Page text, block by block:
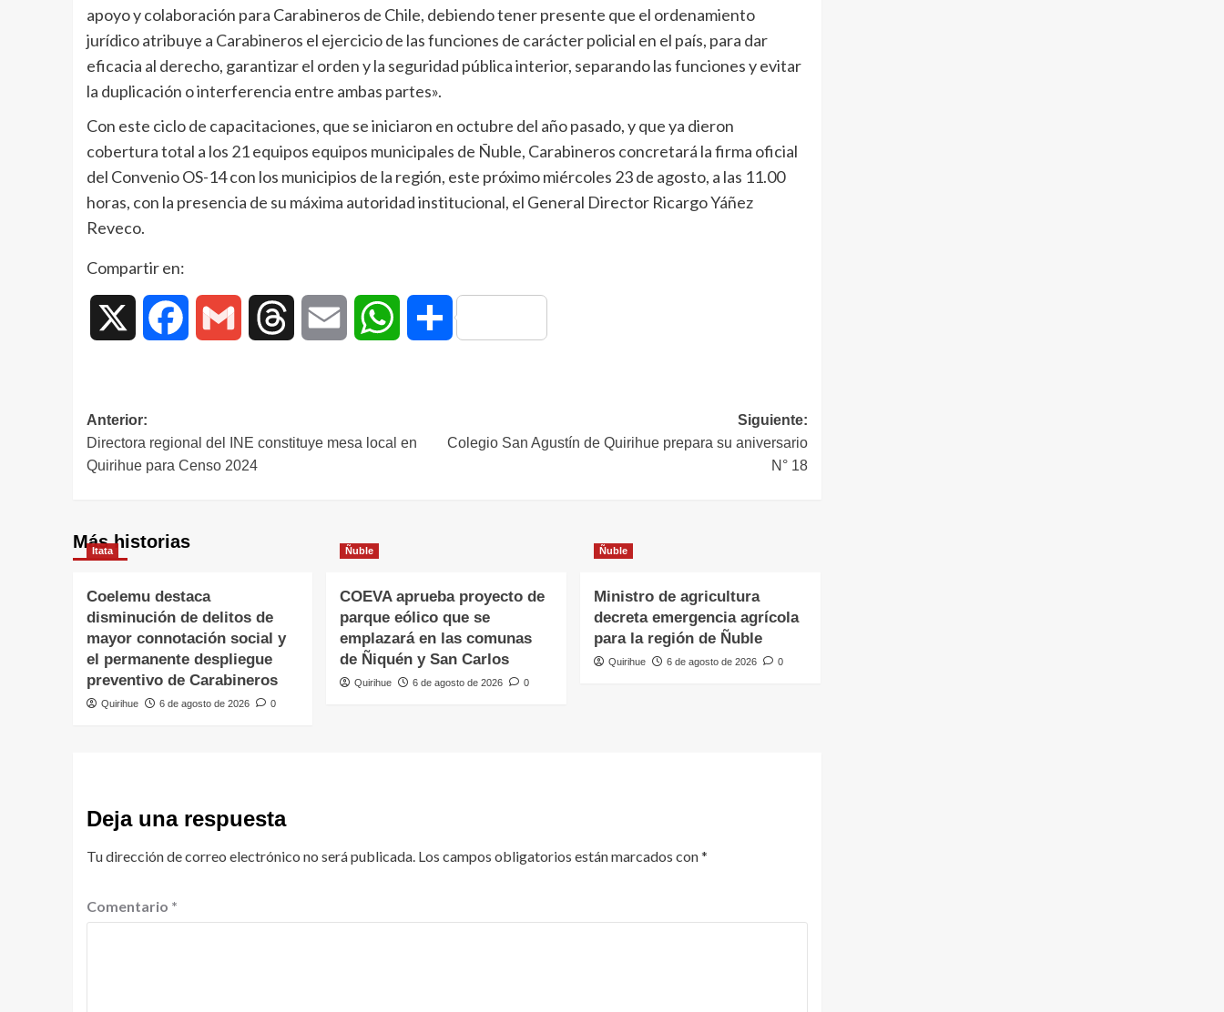
apoyo y colaboración para Carabineros de Chile, debiendo tener presente que el ordenamiento
jurídico atribuye a Carabineros el ejercicio de las funciones de carácter policial en el país, para dar
eficacia al derecho, garantizar el orden y la seguridad pública interior, separando las funciones y evitar
la duplicación o interferencia entre ambas partes».
Con este ciclo de capacitaciones, que se iniciaron en octubre del año pasado, y que ya dieron
cobertura total a los 21 equipos equipos municipales de Ñuble, Carabineros concretará la firma oficial
del Convenio OS-14 con los municipios de la región, este próximo miércoles 23 de agosto, a las 11.00
horas, con la presencia de su máxima autoridad institucional, el General Director Ricargo Yáñez
Reveco.
Compartir en:
Facebook Gmail Threads Email WhatsAppCompartir
Anterior:
Directora regional del INE constituye mesa local en
Quirihue para Censo 2024
Siguiente:
Colegio San Agustín de Quirihue prepara su aniversario
N° 18
Más historias
Itata
Coelemu destaca
disminución de delitos de
mayor connotación social y
el permanente despliegue
preventivo de Carabineros
Quirihue 6 de agosto de 2026 0
Ñuble
COEVA aprueba proyecto de
parque eólico que se
emplazará en las comunas
de Ñiquén y San Carlos
Quirihue 6 de agosto de 2026 0
Ñuble
Ministro de agricultura
decreta emergencia agrícola
para la región de Ñuble
Quirihue 6 de agosto de 2026 0
Deja una respuesta
Tu dirección de correo electrónico no será publicada. Los campos obligatorios están marcados con*
Comentario *